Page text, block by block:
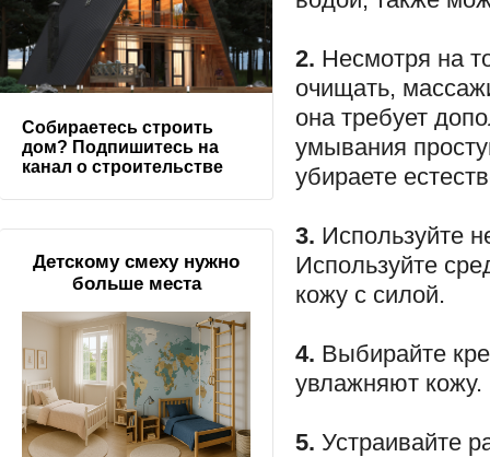
2. Несмотря на
очищать,
она требует
умывания
убираете
3. Используйте
Используйте
кожу с силой.
4. Выбирайте
увлажняют
5. Устраивайте
Собираетесь строить
дом? Подпишитесь на
канал о строительстве
Детскому смеху нужно
больше места